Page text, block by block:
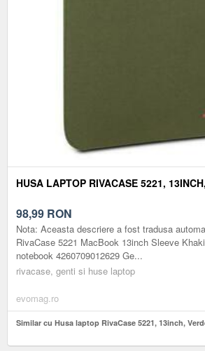
HUSA LAPTOP RIVACASE 5221,
98,99 RON
Nota: Aceasta descriere a fost tradusa
RivaCase 5221 MacBook 13inch Sleeve
notebook 4260709012629 Ge...
rivacase, genti si huse laptop
evomag.ro
Similar cu Husa laptop RivaCase 5221, 13inch,